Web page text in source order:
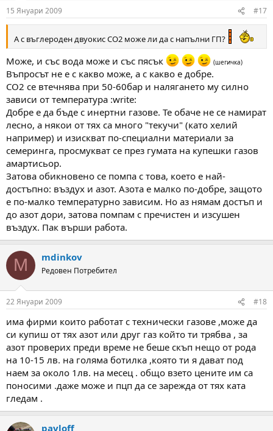
15 Януари 2009 #17
А с въглероден двуокис СО2 може ли да с напълни ГП?
Може, и със вода може и със пясък (шегичка)
Въпросът не е с какво може, а с какво е добре.
СО2 се втечнява при 50-60бар и налягането му силно
зависи от температура :write:
Добре е да бъде с инертни газове. Те обаче не се намират
лесно, а някои от тях са много "текучи" (като хелий
например) и изискват по-специални материали за
семеринга, просмукват се през гумата на купешки газов
амартисьор.
Затова обикновено се помпа с това, което е най-
достъпно: въздух и азот. Азота е малко по-добре, защото
е по-малко температурно зависим. Но аз нямам достъп и
до азот дори, затова помпам с пречистен и изсушен
въздух. Пак върши работа.
M mdinkov
Редовен Потребител
22 Януари 2009 #18
има фирми които работат с технически газове ,може да
си купиш от тях азот или друг газ който ти трябва , за
азот проверих преди време не беше скъп нещо от рода
на 10-15 лв. на голяма ботилка ,която ти я дават под
наем за около 1лв. на месец . общо взето цените им са
поносими .даже може и пцп да се зарежда от тях ката
гледам .
pavloff